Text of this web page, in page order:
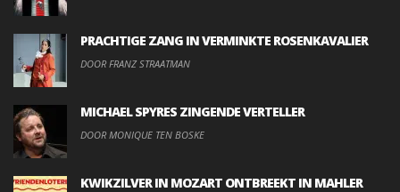
PRACHTIGE ZANG IN VERMINKTE ROSENKAVALIER
DOOR FRANZ STRAATMAN
MICHAEL SPYRES ZINGENDE VERTELLER
DOOR MONIQUE TEN BOSKE
KWIKZILVER IN MOZART ONTBREEKT IN MAHLER